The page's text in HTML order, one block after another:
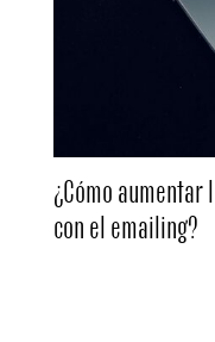
¿Cómo aumentar
con el emailing?